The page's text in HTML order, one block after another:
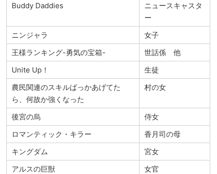
Buddy Daddies
ニュースキャスタ
ー
ニンジャラ
女子
王様ランキング-勇気の宝箱-
世話係 他
Unite Up！
生徒
農民関連のスキルばっかあげてた
ら、何故か強くなった
村の女
後宮の烏
侍女
ロマンティック・キラー
香月司の母
キングダム
宮女
アルスの巨獣
女官